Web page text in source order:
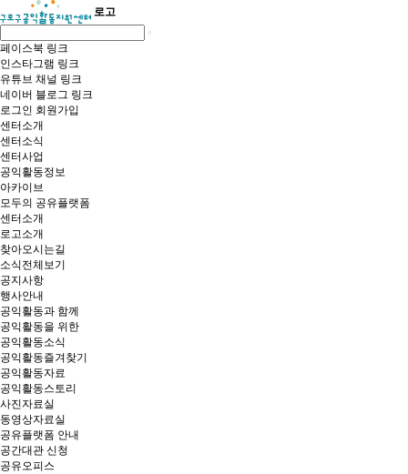
로고
페이스북 링크
인스타그램 링크
유튜브 채널 링크
네이버 블로그 링크
로그인 회원가입
센터소개
센터소식
센터사업
공익활동정보
아카이브
모두의 공유플랫폼
센터소개
로고소개
찾아오시는길
소식전체보기
공지사항
행사안내
공익활동과 함께
공익활동을 위한
공익활동소식
공익활동즐겨찾기
공익활동자료
공익활동스토리
사진자료실
동영상자료실
공유플랫폼 안내
공간대관 신청
공유오피스